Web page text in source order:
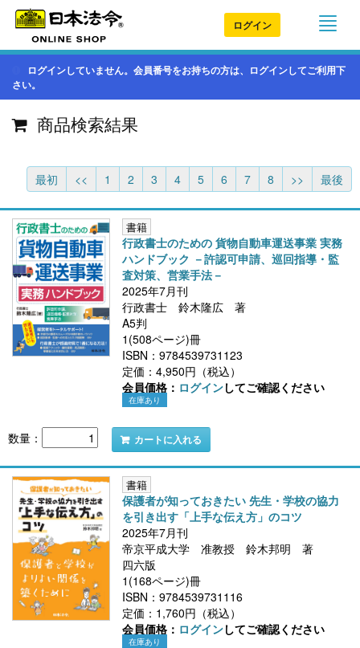
ログイン
ログインしていません。会員番号をお持ちの方は、ログインしてご利用下
さい。
商品検索結果
最初 << 1 2 3 4 5 6 7 8 >> 最後
書籍
行政書士のための 貨物自動車運送事業 実務
ハンドブック －許認可申請、巡回指導・監
査対策、営業手法－
2025年7月刊
行政書士 鈴木隆広 著
A5判
1(508ページ)冊
ISBN：9784539731123
定価：4,950円（税込）
会員価格： ログインしてご確認ください
在庫あり
数量： カートに入れる
書籍
保護者が知っておきたい 先生・学校の協力
を引き出す「上手な伝え方」のコツ
2025年7月刊
帝京平成大学 准教授 鈴木邦明 著
四六版
1(168ページ)冊
ISBN：9784539731116
定価：1,760円（税込）
会員価格： ログインしてご確認ください
在庫あり